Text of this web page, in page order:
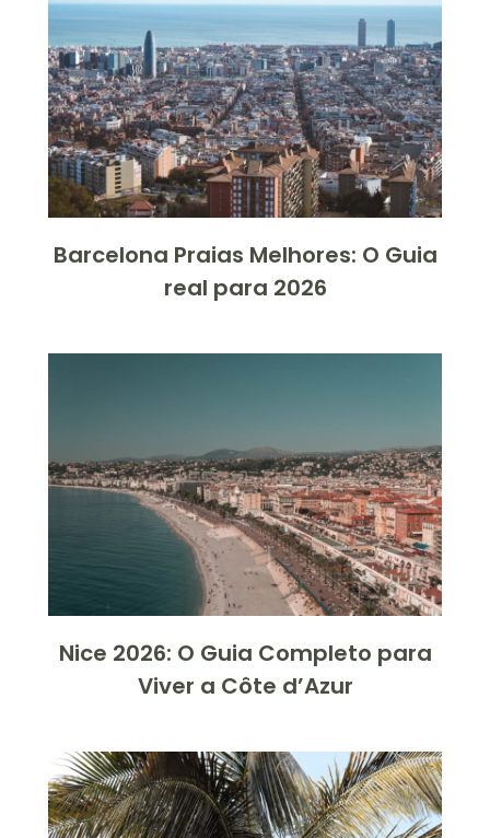
Barcelona Praias Melhores: O Guia
real para 2026
Nice 2026: O Guia Completo para
Viver a Côte d’Azur